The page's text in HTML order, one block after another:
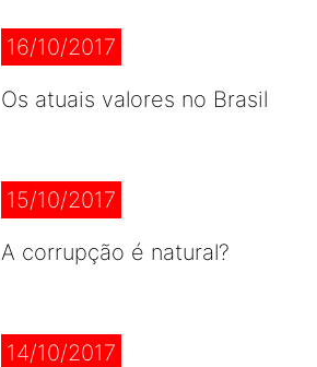
16/10/2017
Os atuais valores no Brasil
15/10/2017
A corrupção é natural?
14/10/2017